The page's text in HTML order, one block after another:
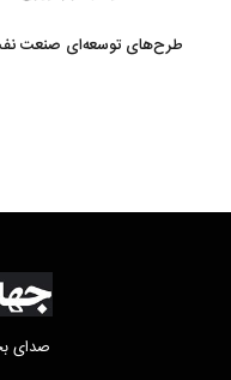
طرح‌های توسعه‌ای صنعت نفت
صدای